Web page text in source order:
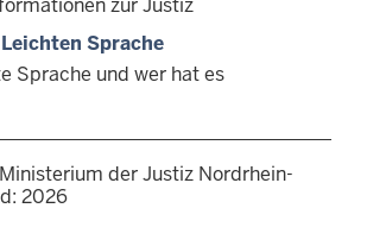
zur Justiz
Sprache
Sprache und wer hat es
der Justiz Nordrhein-
2026